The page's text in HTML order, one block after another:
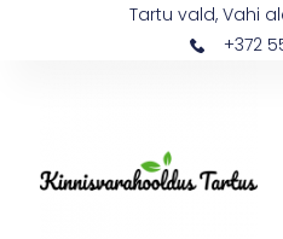
Tartu vald, Vahi
+372